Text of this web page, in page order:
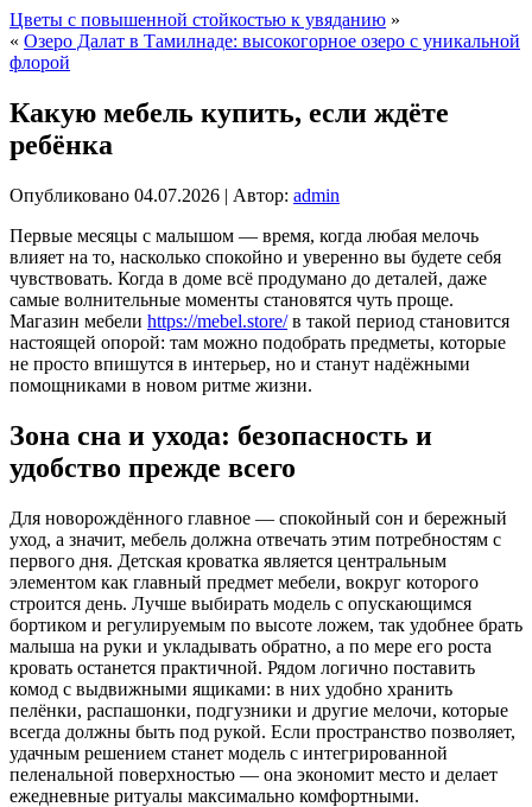
Цветы с повышенной стойкостью к увяданию »
« Озеро Далат в Тамилнаде: высокогорное озеро с уникальной
флорой
Какую мебель купить, если ждёте
ребёнка
Опубликовано 04.07.2026 | Автор: admin
Первые месяцы с малышом — время, когда любая мелочь
влияет на то, насколько спокойно и уверенно вы будете себя
чувствовать. Когда в доме всё продумано до деталей, даже
самые волнительные моменты становятся чуть проще.
Магазин мебели https://mebel.store/в такой период становится
настоящей опорой: там можно подобрать предметы, которые
не просто впишутся в интерьер, но и станут надёжными
помощниками в новом ритме жизни.
Зона сна и ухода: безопасность и
удобство прежде всего
Для новорождённого главное — спокойный сон и бережный
уход, а значит, мебель должна отвечать этим потребностям с
первого дня. Детская кроватка является центральным
элементом как главный предмет мебели, вокруг которого
строится день. Лучше выбирать модель с опускающимся
бортиком и регулируемым по высоте ложем, так удобнее брать
малыша на руки и укладывать обратно, а по мере его роста
кровать останется практичной. Рядом логично поставить
комод с выдвижными ящиками: в них удобно хранить
пелёнки, распашонки, подгузники и другие мелочи, которые
всегда должны быть под рукой. Если пространство позволяет,
удачным решением станет модель с интегрированной
пеленальной поверхностью — она экономит место и делает
ежедневные ритуалы максимально комфортными.